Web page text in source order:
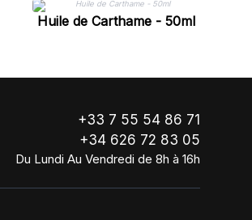
Huile de Carthame - 50ml
+33 7 55 54 86 71
+34 626 72 83 05
Du Lundi Au Vendredi de 8h à 16h